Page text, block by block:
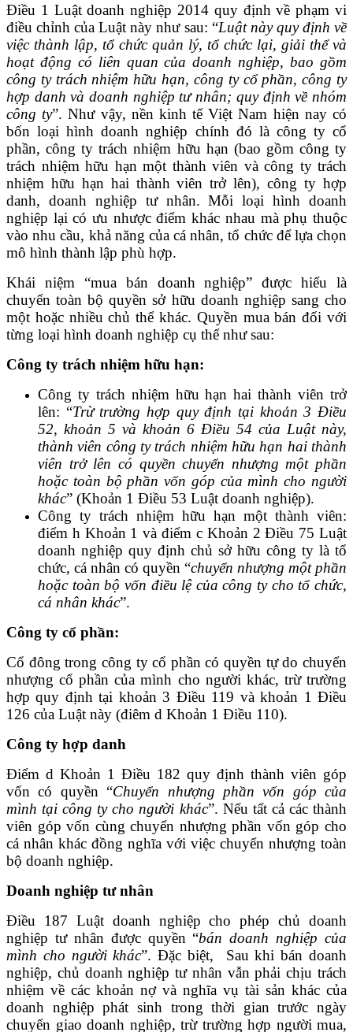
Điều 1 Luật doanh nghiệp 2014 quy định về phạm vi
điều chỉnh của Luật này như sau: “Luật này quy định về
việc thành lập, tổ chức quản lý, tổ chức lại, giải thể và
hoạt động có liên quan của doanh nghiệp, bao gồm
công ty trách nhiệm hữu hạn, công ty cổ phần, công ty
hợp danh và doanh nghiệp tư nhân; quy định về nhóm
công ty”. Như vậy, nền kinh tế Việt Nam hiện nay có
bốn loại hình doanh nghiệp chính đó là công ty cổ
phần, công ty trách nhiệm hữu hạn (bao gồm công ty
trách nhiệm hữu hạn một thành viên và công ty trách
nhiệm hữu hạn hai thành viên trở lên), công ty hợp
danh, doanh nghiệp tư nhân. Mỗi loại hình doanh
nghiệp lại có ưu nhược điểm khác nhau mà phụ thuộc
vào nhu cầu, khả năng của cá nhân, tổ chức để lựa chọn
mô hình thành lập phù hợp.
Khái niệm “mua bán doanh nghiệp” được hiểu là
chuyển toàn bộ quyền sở hữu doanh nghiệp sang cho
một hoặc nhiều chủ thể khác. Quyền mua bán đối với
từng loại hình doanh nghiệp cụ thể như sau:
Công ty trách nhiệm hữu hạn:
Công ty trách nhiệm hữu hạn hai thành viên trở
lên: “Trừ trường hợp quy định tại khoản 3 Điều
52, khoản 5 và khoản 6 Điều 54 của Luật này,
thành viên công ty trách nhiệm hữu hạn hai thành
viên trở lên có quyền chuyển nhượng một phần
hoặc toàn bộ phần vốn góp của mình cho người
khác” (Khoản 1 Điều 53 Luật doanh nghiệp).
Công ty trách nhiệm hữu hạn một thành viên:
điểm h Khoản 1 và điểm c Khoản 2 Điều 75 Luật
doanh nghiệp quy định chủ sở hữu công ty là tổ
chức, cá nhân có quyền “chuyển nhượng một phần
hoặc toàn bộ vốn điều lệ của công ty cho tổ chức,
cá nhân khác”.
Công ty cổ phần:
Cổ đông trong công ty cổ phần có quyền tự do chuyển
nhượng cổ phần của mình cho người khác, trừ trường
hợp quy định tại khoản 3 Điều 119 và khoản 1 Điều
126 của Luật này (điêm d Khoản 1 Điều 110).
Công ty hợp danh
Điểm d Khoản 1 Điều 182 quy định thành viên góp
vốn có quyền “Chuyển nhượng phần vốn góp của
mình tại công ty cho người khác”. Nếu tất cả các thành
viên góp vốn cùng chuyển nhượng phần vốn góp cho
cá nhân khác đồng nghĩa với việc chuyển nhượng toàn
bộ doanh nghiệp.
Doanh nghiệp tư nhân
Điều 187 Luật doanh nghiệp cho phép chủ doanh
nghiệp tư nhân được quyền “bán doanh nghiệp của
mình cho người khác”. Đặc biệt, Sau khi bán doanh
nghiệp, chủ doanh nghiệp tư nhân vẫn phải chịu trách
nhiệm về các khoản nợ và nghĩa vụ tài sản khác của
doanh nghiệp phát sinh trong thời gian trước ngày
chuyển giao doanh nghiệp, trừ trường hợp người mua,